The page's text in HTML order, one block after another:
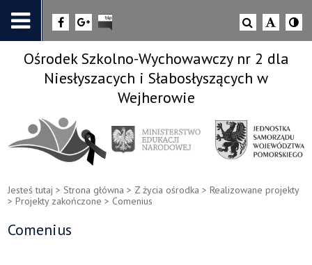
Ośrodek Szkolno-Wychowawczy nr 2 dla
Niesłyszacych i Słabosłyszących w
Wejherowie
Jesteś tutaj >Strona główna > Z życia ośrodka >Realizowane projekty
>Projekty zakończone > Comenius
Comenius